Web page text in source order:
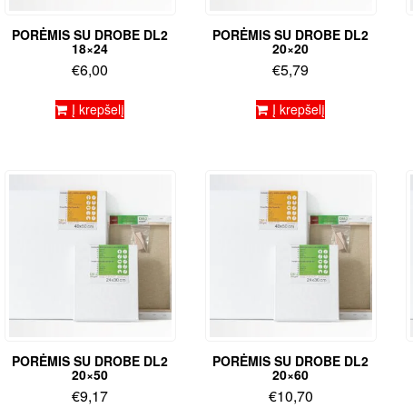
PORĖMIS SU DROBE DL2
18×24
€6,00
Į krepšelį
PORĖMIS SU DROBE DL2
20×20
€5,79
Į krepšelį
PORĖMIS SU DROBE DL2
20×50
€9,17
PORĖMIS SU DROBE DL2
20×60
€10,70